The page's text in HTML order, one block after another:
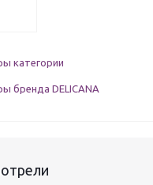
категории
бренда DELICANA